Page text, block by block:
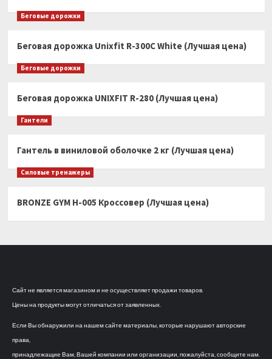
Беговые дорожки
Беговая дорожка Unixfit R-300C White (Лучшая цена)
Беговые дорожки
Беговая дорожка UNIXFIT R-280 (Лучшая цена)
Гантели
Гантель в виниловой оболочке 2 кг (Лучшая цена)
Силовые тренажеры
BRONZE GYM H-005 Кроссовер (Лучшая цена)
Сайт не является магазином и не осуществляет продажи товаров.
Цены на продукты могут отличаться от заявленных.
Если Вы обнаружили на нашем сайте материалы, которые нарушают авторские
права,
принадлежащие Вам, Вашей компании или организации, пожалуйста, сообщите нам.